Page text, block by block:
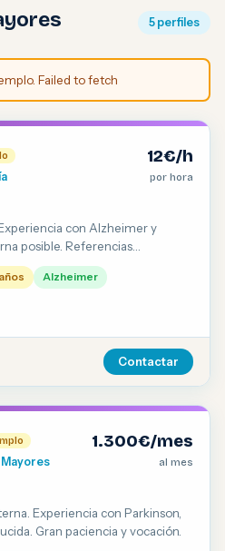
5 perfiles
Failed to fetch
12€/h
por hora
con Alzheimer y
posible. Referencias
Alzheimer
Contactar
1.300€/mes
al mes
Experiencia con Parkinson,
Gran paciencia y vocación.